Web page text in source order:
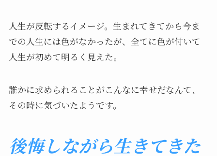
人生が反転するイメージ。生まれてきてから今ま
での人生には色がなかったが、全てに色が付いて
人生が初めて明るく見えた。
誰かに求められることがこんなに幸せだなんて、
その時に気づいたようです。
後悔しながら生きてきた